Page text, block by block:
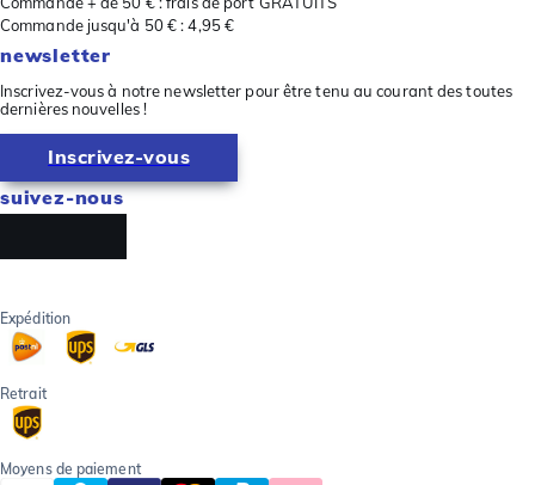
Commande jusqu'à 50 € : 4,95 €
newsletter
Inscrivez-vous à notre newsletter pour être tenu au courant des toutes
dernières nouvelles !
Inscrivez-vous
suivez-nous
Expédition
Retrait
Moyens de paiement